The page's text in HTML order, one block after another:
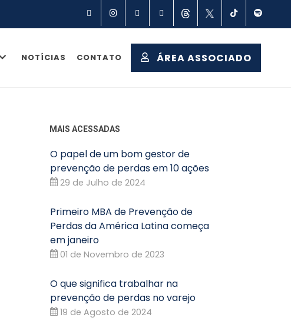
FacebookInstagramLinkedinYouTubeThreads TikTok
NOTÍCIAS CONTATO ÁREA ASSOCIADO
MAIS ACESSADAS
O papel de um bom gestor de
prevenção de perdas em 10 ações
29 de Julho de 2024
Primeiro MBA de Prevenção de
Perdas da América Latina começa
em janeiro
01 de Novembro de 2023
O que significa trabalhar na
prevenção de perdas no varejo
19 de Agosto de 2024